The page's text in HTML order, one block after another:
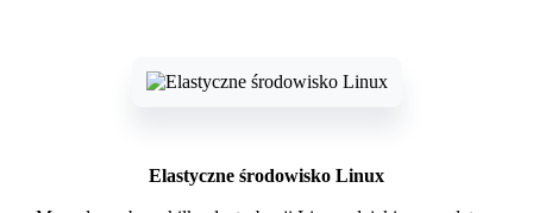
Elastyczne środowisko Linux